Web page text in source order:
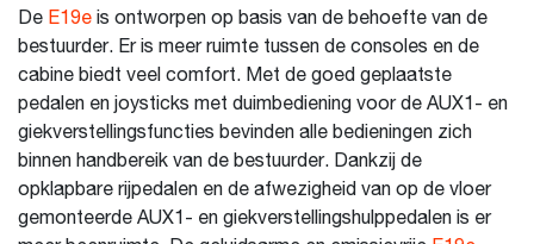
De E19e is ontworpen op basis van de behoefte van de
bestuurder. Er is meer ruimte tussen de consoles en de
cabine biedt veel comfort. Met de goed geplaatste
pedalen en joysticks met duimbediening voor de AUX1- en
giekverstellingsfuncties bevinden alle bedieningen zich
binnen handbereik van de bestuurder. Dankzij de
opklapbare rijpedalen en de afwezigheid van op de vloer
gemonteerde AUX1- en giekverstellingshulppedalen is er